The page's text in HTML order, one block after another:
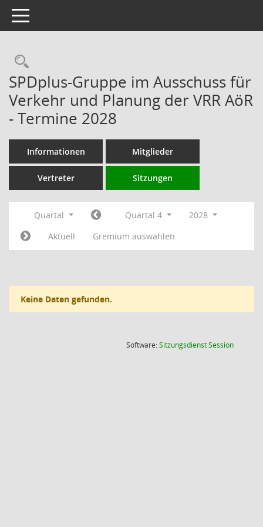
Toggle navigation
Rechercheauswahl
SPDplus-Gruppe im Ausschuss für
Verkehr und Planung der VRR AöR
- Termine 2028
Informationen Mitglieder
Vertreter Sitzungen
Quartal Quartal 4
2028
Aktuell
Gremium auswählen
Keine Daten gefunden.
Software:SitzungsdienstSession(Wird in